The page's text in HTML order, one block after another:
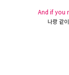
And if you
나랑 같이